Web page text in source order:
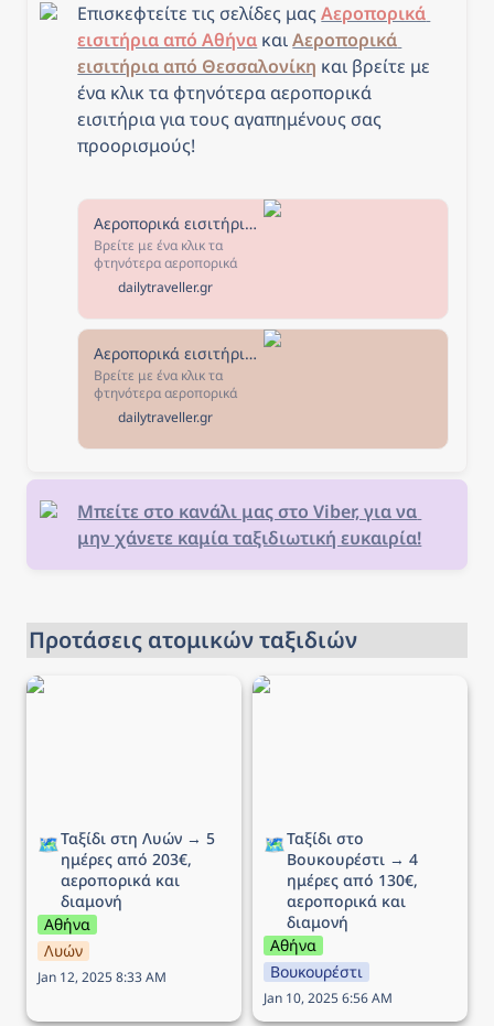
Επισκεφτείτε τις σελίδες μας Αεροπορικά
εισιτήρια από Αθήνα και Αεροπορικά
εισιτήρια από Θεσσαλονίκη και βρείτε με
ένα κλικ τα φτηνότερα αεροπορικά
εισιτήρια για τους αγαπημένους σας
προορισμούς!
Αεροπορικά εισιτήρια από Αθήνα - The Daily Traveller
Βρείτε με ένα κλικ τα
φτηνότερα αεροπορικά
εισιτήρια από Αθήνα για
τους αγαπημένους σας
προορισμούς! Επιλέξτε τον
προορισμό που σας
ενδιαφέρει, κλείστε τα
εισιτήριά σας και... καλό
ταξίδι!
dailytraveller.gr
Αεροπορικά εισιτήρια από Θεσσαλονίκη - The Daily Traveller
Βρείτε με ένα κλικ τα
φτηνότερα αεροπορικά
εισιτήρια από Θεσσαλονίκη
για τους αγαπημένους σας
προορισμούς! Επιλέξτε τον
ενδιαφέρει, κλείστε τα
ταξίδι!
dailytraveller.gr
Μπείτε στο κανάλι μας στο Viber, για να
μην χάνετε καμία ταξιδιωτική ευκαιρία!
Προτάσεις ατομικών ταξιδιών
Ταξίδι στη Λυών → 5
🗺️Ταξίδι στη Λυών → 5
ημέρες από 203€,
αεροπορικά και
διαμονή
Αθήνα
Λυών
Jan 12, 2025 8:33 AM
Ταξίδι στο Βουκουρέστι
🗺️Ταξίδι στο
Βουκουρέστι → 4
ημέρες από 130€,
αεροπορικά και
διαμονή
Αθήνα
Βουκουρέστι
Jan 10, 2025 6:56 AM